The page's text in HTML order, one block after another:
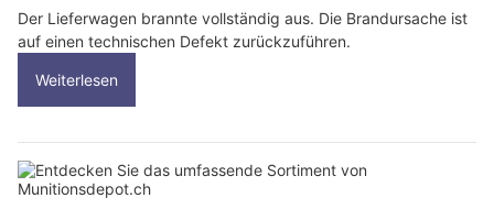
Der Lieferwagen brannte vollständig aus. Die Brandursache ist
auf einen technischen Defekt zurückzuführen.
Weiterlesen